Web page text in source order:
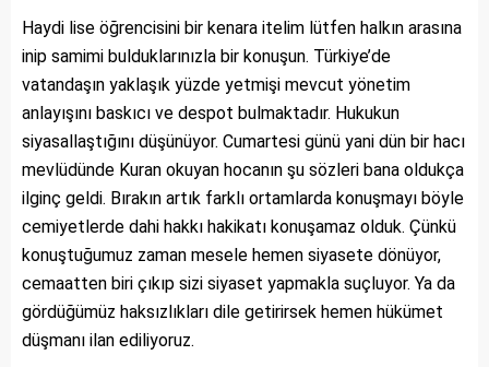
Haydi lise öğrencisini bir kenara itelim lütfen halkın arasına
inip samimi bulduklarınızla bir konuşun. Türkiye’de
vatandaşın yaklaşık yüzde yetmişi mevcut yönetim
anlayışını baskıcı ve despot bulmaktadır. Hukukun
siyasallaştığını düşünüyor. Cumartesi günü yani dün bir hacı
mevlüdünde Kuran okuyan hocanın şu sözleri bana oldukça
ilginç geldi. Bırakın artık farklı ortamlarda konuşmayı böyle
cemiyetlerde dahi hakkı hakikatı konuşamaz olduk. Çünkü
konuştuğumuz zaman mesele hemen siyasete dönüyor,
cemaatten biri çıkıp sizi siyaset yapmakla suçluyor. Ya da
gördüğümüz haksızlıkları dile getirirsek hemen hükümet
düşmanı ilan ediliyoruz.